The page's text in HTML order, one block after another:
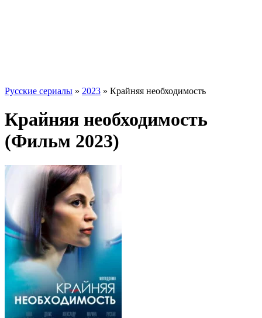
Русские сериалы » 2023 » Крайняя необходимость
Крайняя необходимость
(Фильм 2023)